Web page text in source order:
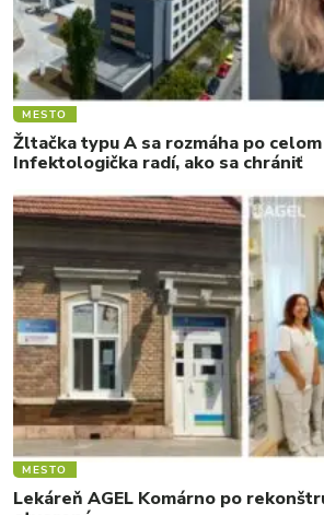
MESTO
Žltačka typu A sa rozmáha po
Infektologička radí, ako sa chrániť
MESTO
Lekáreň AGEL Komárno po